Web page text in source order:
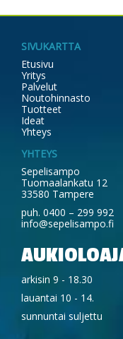
SIVUKARTTA
Etusivu
Yritys
Palvelut
Noutohinnasto
Tuotteet
Ideat
Yhteys
YHTEYS
Sepelisampo
Tuomaalankatu 12
33580 Tampere
puh. 0400 – 299 992
info@sepelisampo.fi
arkisin 9 - 18.30
lauantai 10 - 14.
sunnuntai suljettu